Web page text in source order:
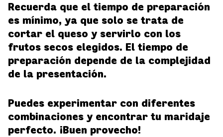
Recuerda que el tiempo de preparación
es mínimo, ya que solo se trata de
cortar el queso y servirlo con los
frutos secos elegidos. El tiempo de
preparación depende de la complejidad
de la presentación.
Puedes experimentar con diferentes
combinaciones y encontrar tu maridaje
perfecto. ¡Buen provecho!